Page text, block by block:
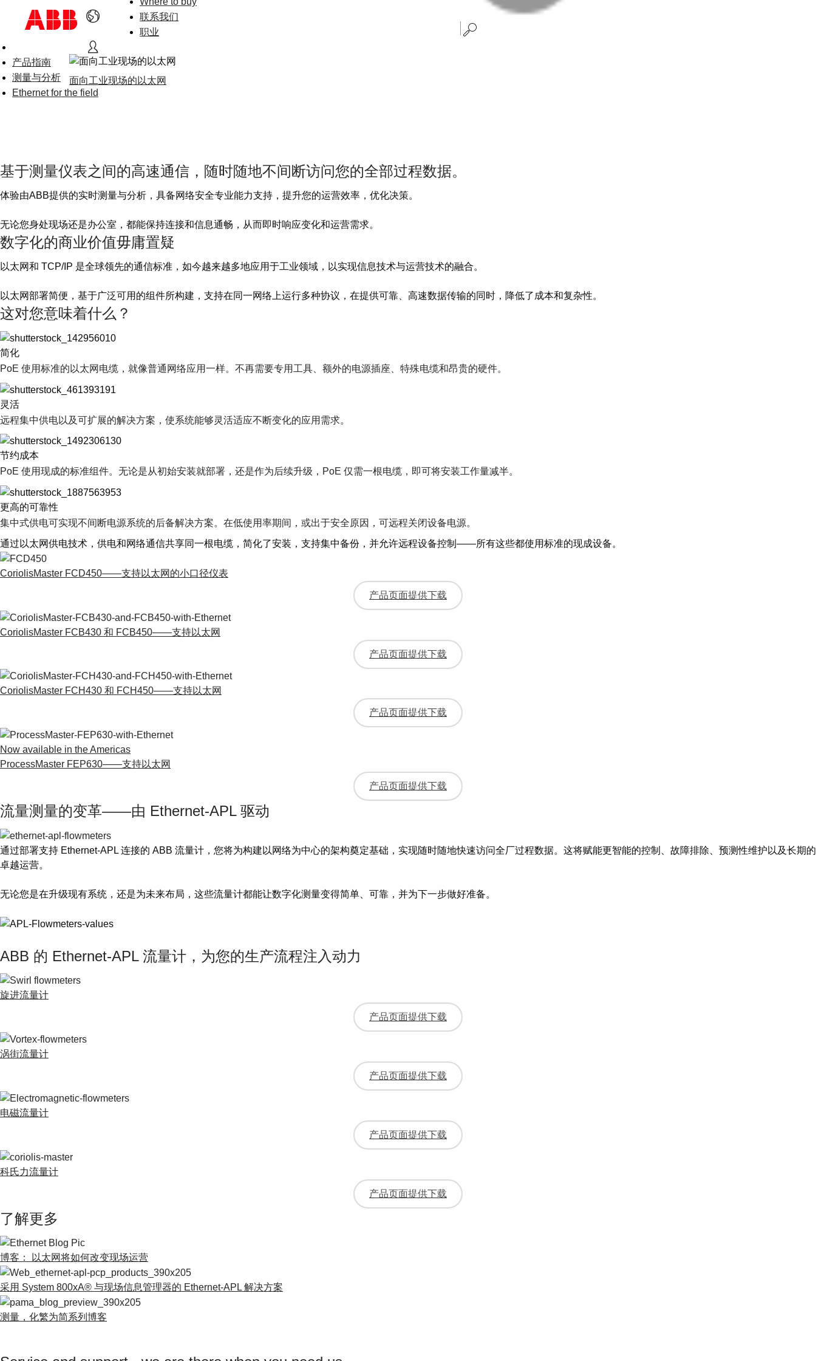
联系我们
职业
产品指南
测量与分析
Ethernet for the field
面向工业现场的以太网
基于测量仪表之间的高速通信，随时随地不间断访问您的全部过程数据。
体验由ABB提供的实时测量与分析，具备网络安全专业能力支持，提升您的运营效率，优化决策。
无论您身处现场还是办公室，都能保持连接和信息通畅，从而即时响应变化和运营需求。
数字化的商业价值毋庸置疑
以太网和 TCP/IP 是全球领先的通信标准，如今越来越多地应用于工业领域，以实现信息技术与运营技术的融合。
以太网部署简便，基于广泛可用的组件所构建，支持在同一网络上运行多种协议，在提供可靠、高速数据传输的同时，降低了成本和复杂性。
这对您意味着什么？
简化
PoE 使用标准的以太网电缆，就像普通网络应用一样。不再需要专用工具、额外的电源插座、特殊电缆和昂贵的硬件。
灵活
远程集中供电以及可扩展的解决方案，使系统能够灵活适应不断变化的应用需求。
节约成本
PoE 使用现成的标准组件。无论是从初始安装就部署，还是作为后续升级，PoE 仅需一根电缆，即可将安装工作量减半。
更高的可靠性
集中式供电可实现不间断电源系统的后备解决方案。在低使用率期间，或出于安全原因，可远程关闭设备电源。
通过以太网供电技术，供电和网络通信共享同一根电缆，简化了安装，支持集中备份，并允许远程设备控制——所有这些都使用标准的现成设备。
CoriolisMaster FCD450——支持以太网的小口径仪表
产品页面提供下载
CoriolisMaster FCB430 和 FCB450——支持以太网
产品页面提供下载
CoriolisMaster FCH430 和 FCH450——支持以太网
产品页面提供下载
Now available in the Americas
ProcessMaster FEP630——支持以太网
产品页面提供下载
流量测量的变革——由 Ethernet-APL 驱动
通过部署支持 Ethernet-APL 连接的 ABB 流量计，您将为构建以网络为中心的架构奠定基础，实现随时随地快速访问全厂过程数据。这将赋能更智能的控制、故障排除、预测性维护以及长期的
卓越运营。
无论您是在升级现有系统，还是为未来布局，这些流量计都能让数字化测量变得简单、可靠，并为下一步做好准备。
ABB 的 Ethernet-APL 流量计，为您的生产流程注入动力
旋进流量计
产品页面提供下载
涡街流量计
产品页面提供下载
电磁流量计
产品页面提供下载
科氏力流量计
产品页面提供下载
了解更多
博客： 以太网将如何改变现场运营
采用 System 800xA® 与现场信息管理器的 Ethernet-APL 解决方案
测量，化繁为简系列博客